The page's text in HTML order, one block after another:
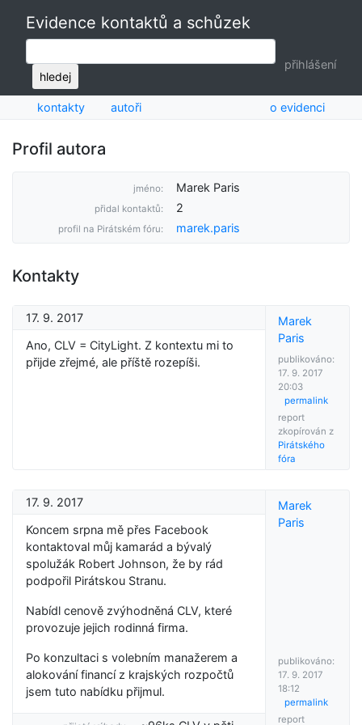
Evidence kontaktů a schůzek
hledej
přihlášení
kontakty autoři o evidenci
Profil autora
jméno: Marek Paris
přidal kontaktů: 2
profil na Pirátském fóru: marek.paris
Kontakty
17. 9. 2017
Ano, CLV = CityLight. Z kontextu mi to
přijde zřejmé, ale příště rozepíši.
Marek
Paris
publikováno:
17. 9. 2017
20:03
permalink
report
zkopírován z
Pirátského
fóra
17. 9. 2017
Koncem srpna mě přes Facebook
kontaktoval můj kamarád a bývalý
spolužák Robert Johnson, že by rád
podpořil Pirátskou Stranu.
Nabídl cenově zvýhodněná CLV, které
provozuje jejich rodinná firma.
Po konzultaci s volebním manažerem a
alokování financí z krajských rozpočtů
jsem tuto nabídku přijmul.
Marek
Paris
publikováno:
17. 9. 2017
18:12
permalink
report